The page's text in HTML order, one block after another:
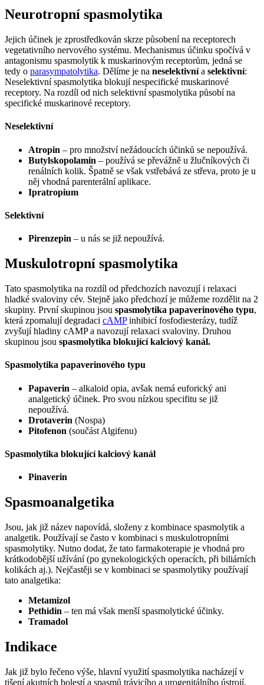
Neurotropní spasmolytika
Jejich účinek je zprostředkován skrze působení na receptorech
vegetativního nervového systému. Mechanismus účinku spočívá v
antagonismu spasmolytik k muskarinovým receptorům, jedná se
tedy o parasympatolytika. Dělíme je na neselektivnía selektivní:
Neselektivní spasmolytika blokují nespecifické muskarinové
receptory. Na rozdíl od nich selektivní spasmolytika působí na
specifické muskarinové receptory.
Neselektivní
Atropin – pro množství nežádoucích účinků se nepoužívá.
Butylskopolamin – používá se převážně u žlučníkových či
renálních kolik. Špatně se však vstřebává ze střeva, proto je u
něj vhodná parenterální aplikace.
Ipratropium
Selektivní
Pirenzepin – u nás se již nepoužívá.
Muskulotropní spasmolytika
Tato spasmolytika na rozdíl od předchozích navozují i relaxaci
hladké svaloviny cév. Stejně jako předchozí je můžeme rozdělit na 2
skupiny. První skupinou jsou spasmolytika papaverinového typu,
která zpomalují degradaci cAMPinhibicí fosfodiesterázy, tudíž
zvyšují hladiny cAMP a navozují relaxaci svaloviny. Druhou
skupinou jsou spasmolytika blokující kalciový kanál.
Spasmolytika papaverinového typu
Papaverin – alkaloid opia, avšak nemá euforický ani
analgetický účinek. Pro svou nízkou specifitu se již
nepoužívá.
Drotaverin (Nospa)
Pitofenon (součást Algifenu)
Spasmolytika blokující kalciový kanál
Pinaverin
Spasmoanalgetika
Jsou, jak již název napovídá, složeny z kombinace spasmolytik a
analgetik. Používají se často v kombinaci s muskulotropními
spasmolytiky. Nutno dodat, že tato farmakoterapie je vhodná pro
krátkodobější užívání (po gynekologických operacích, při biliárních
kolikách aj.). Nejčastěji se v kombinaci se spasmolytiky používají
tato analgetika:
Metamizol
Pethidin – ten má však menší spasmolytické účinky.
Tramadol
Indikace
Jak již bylo řečeno výše, hlavní využití spasmolytika nacházejí v
tišení akutních bolestí a spasmů trávicího a urogenitálního ústrojí.